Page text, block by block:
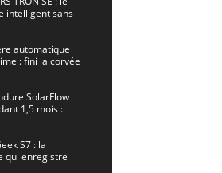
intelligent sans
m² !
automatique
: fini la corvée
SolarFlow
1,5 mois :
! ☀️🔋
S7 : la
qui enregistre
! ☀️📹